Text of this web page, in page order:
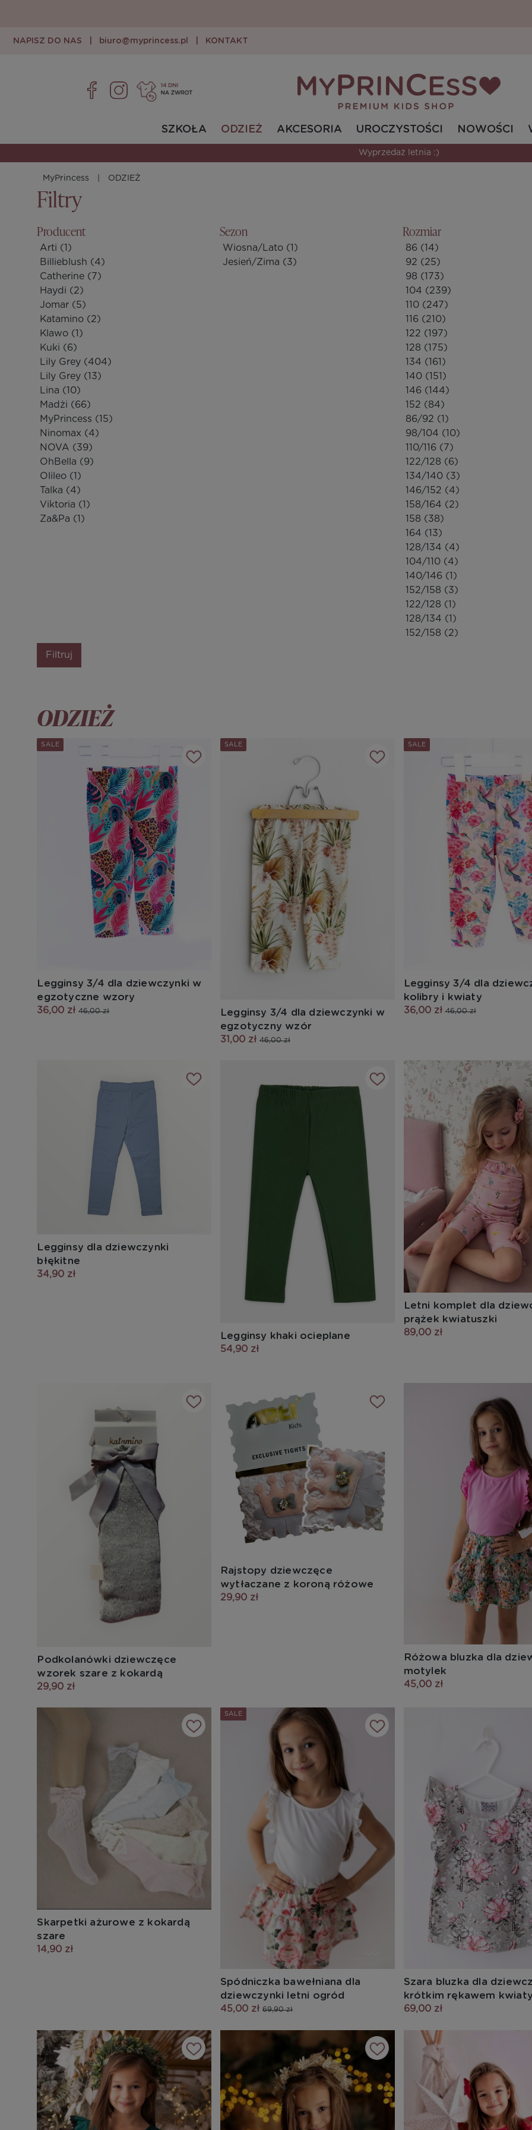
NAPISZ DO NAS biuro@myprincess.pl KONTAKT
SZKOŁA ODZIEŻ AKCESORIA UROCZYSTOŚCI NOWOŚCI
Bestsellerowe modele w świetnych cenach.
MyPrincess ODZIEŻ
Filtry
Producent
Arti (1)
Billieblush (4)
Catherine (7)
Haydi (2)
Jomar (5)
Katamino (2)
Klawo (1)
Kuki (6)
Lily Grey (404)
Lily Grey (13)
Lina (10)
Madżi (66)
MyPrincess (15)
Ninomax (4)
NOVA (39)
OhBella (9)
Olileo (1)
Talka (4)
Viktoria (1)
Za&Pa (1)
Sezon
Wiosna/Lato (1)
Jesień/Zima (3)
Rozmiar
86 (14)
92 (25)
98 (173)
104 (239)
110 (247)
116 (210)
122 (197)
128 (175)
134 (161)
140 (151)
146 (144)
152 (84)
86/92 (1)
98/104 (10)
110/116 (7)
122/128 (6)
134/140 (3)
146/152 (4)
158/164 (2)
158 (38)
164 (13)
128/134 (4)
104/110 (4)
140/146 (1)
152/158 (3)
122/128 (1)
128/134 (1)
152/158 (2)
Filtruj
ODZIEŻ
Legginsy 3/4 dla dziewczynki w
egzotyczne wzory
36,00 zł 46,00 zł
SALE
Legginsy 3/4 dla dziewczynki w
egzotyczny wzór
31,00 zł 46,00 zł
SALE
Legginsy 3/4 dla
kolibry i kwiaty
36,00 zł 46,00 zł
SALE
Legginsy dla dziewczynki
błękitne
34,90 zł
Legginsy khaki ocieplane
54,90 zł
Letni komplet dla
prążek kwiatuszki
89,00 zł
Podkolanówki dziewczęce
wzorek szare z kokardą
29,90 zł
Rajstopy dziewczęce
wytłaczane z koroną różowe
29,90 zł
Różowa bluzka dla
motylek
45,00 zł
Skarpetki ażurowe z kokardą
szare
14,90 zł
Spódniczka bawełniana dla
dziewczynki letni ogród
45,00 zł 69,90 zł
SALE
Szara bluzka dla
krótkim rękawem
69,00 zł